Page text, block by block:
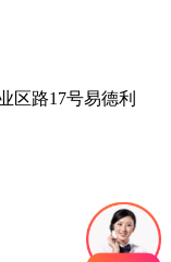
区路17号易德利